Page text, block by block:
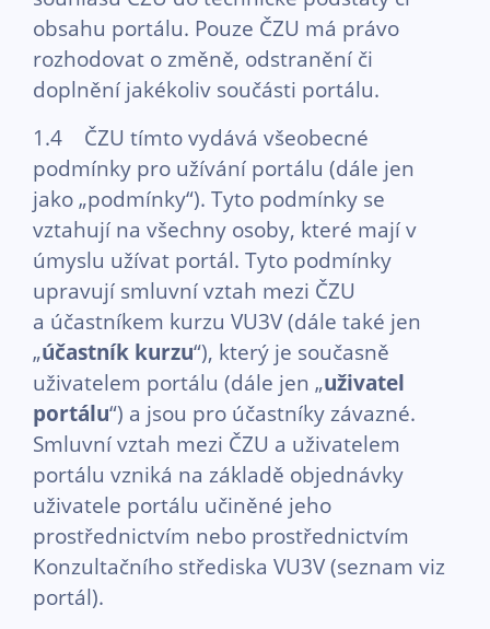
obsahu portálu. Pouze ČZU má právo
rozhodovat o změně, odstranění či
doplnění jakékoliv součásti portálu.
1.4 ČZU tímto vydává všeobecné
podmínky pro užívání portálu (dále jen
jako „podmínky“). Tyto podmínky se
vztahují na všechny osoby, které mají v
úmyslu užívat portál. Tyto podmínky
upravují smluvní vztah mezi ČZU
a účastníkem kurzu VU3V (dále také jen
„účastník kurzu“), který je současně
uživatelem portálu (dále jen „uživatel
portálu“) a jsou pro účastníky závazné.
Smluvní vztah mezi ČZU a uživatelem
portálu vzniká na základě objednávky
uživatele portálu učiněné jeho
prostřednictvím nebo prostřednictvím
Konzultačního střediska VU3V (seznam viz
portál).